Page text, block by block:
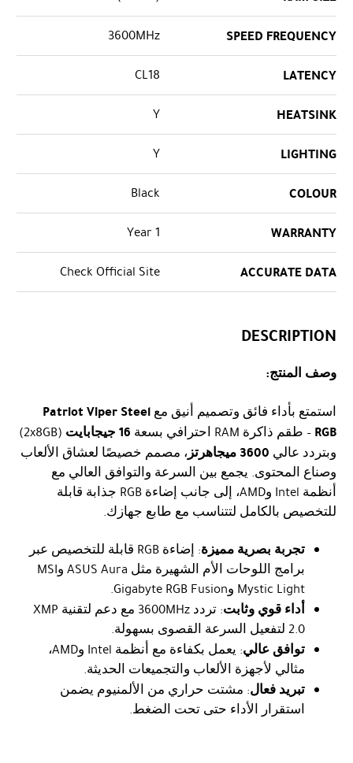
SPEED FREQUENCY
3600MHz
LATENCY
CL18
HEATSINK
Y
LIGHTING
Y
COLOUR
Black
WARRANTY
1 Year
ACCURATE DATA
Check Official Site
DESCRIPTION
وصف المنتج:
استمتع بأداء فائق وتصميم أنيق مع Patriot Viper Steel
RGB – طقم ذاكرة RAM احترافي بسعة 16 جيجابايت
(2x8GB)
وبتردد عالي 3600 ميجاهرتز
، مصمم خصيصًا لعشاق الألعاب
وصناع المحتوى. يجمع بين السرعة والتوافق العالي مع
أنظمة Intel وAMD، إلى جانب إضاءة RGB جذابة قابلة
للتخصيص بالكامل لتتناسب مع طابع جهازك.
تجربة بصرية مميزة
: إضاءة RGB قابلة للتخصيص عبر
برامج اللوحات الأم الشهيرة مثل ASUS Aura وMSI
Mystic Light وGigabyte RGB Fusion.
أداء قوي وثابت
: تردد 3600MHz مع دعم لتقنية XMP
2.0 لتفعيل السرعة القصوى بسهولة.
توافق عالي
: يعمل بكفاءة مع أنظمة Intel وAMD،
مثالي لأجهزة الألعاب والتجميعات الحديثة.
تبريد فعال: مشتت حراري من الألمنيوم يضمن
استقرار الأداء حتى تحت الضغط.